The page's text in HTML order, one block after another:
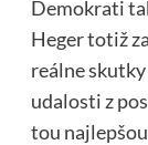
Demokrati
Heger totiž
reálne
udalosti z
tou